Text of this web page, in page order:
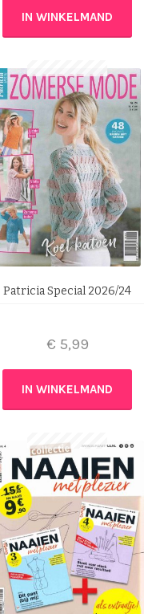
IN WINKELMAND
Patricia Special 2026/24
€ 5,99
IN WINKELMAND